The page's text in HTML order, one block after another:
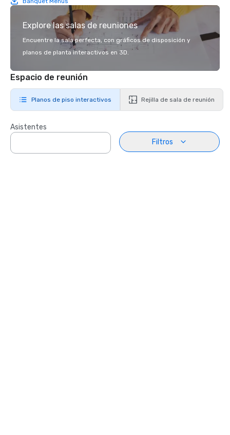
Explore las salas de reuniones
Encuentre la sala perfecta, con gráficos de disposición y
planos de planta interactivos en 3D.
Espacio de reunión
Planos de piso interactivos Rejilla de sala de reunión
Asistentes
Filtros